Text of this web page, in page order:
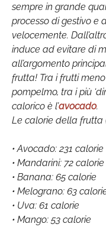
sempre in grande
processo di gestivo e
velocemente.
induce ad evitare di
all’argomento
frutta! Tra i frutti
pompelmo, tra i più
calorico è l’avocado.
Le calorie della frutta
• Avocado: 231 calorie
• Mandarini: 72 calorie
• Banana: 65 calorie
• Melograno: 63
• Uva: 61 calorie
• Mango: 53 calorie